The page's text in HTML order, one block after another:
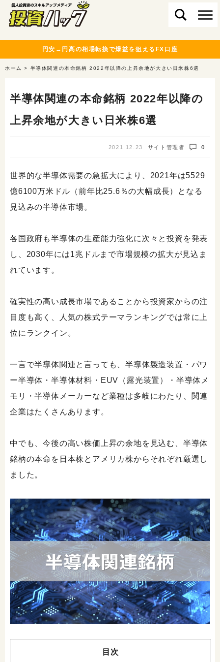
円安→円高の相場転換で爆益を狙えるFX口座
ホーム > 半導体関連の本命銘柄 2022年以降の上昇余地が大きい日米株6選
半導体関連の本命銘柄 2022年以降の
上昇余地が大きい日米株6選
2021.12.23 サイト管理者 0
世界的な半導体需要の急拡大により、2021年は5529
億6100万米ドル（前年比25.6％の大幅成長）となる
見込みの半導体市場。
各国政府も半導体の生産能力強化に次々と投資を発表
し、2030年には1兆ドルまで市場規模の拡大が見込ま
れています。
確実性の高い成長市場であることから投資家からの注
目度も高く、人気の株式テーマランキングでは常に上
位にランクイン。
一言で半導体関連と言っても、半導体製造装置・パワ
ー半導体・半導体材料・EUV（露光装置）・半導体メ
モリ・半導体メーカーなど業種は多岐にわたり、関連
企業はたくさんあります。
中でも、今後の高い株価上昇の余地を見込む、半導体
銘柄の本命を日本株とアメリカ株からそれぞれ厳選し
ました。
目次